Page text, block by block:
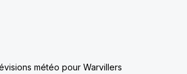
météo pour Warvillers